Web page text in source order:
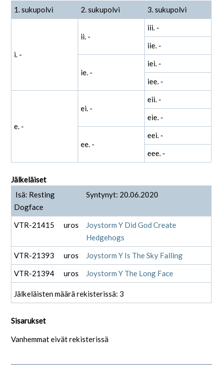
1. sukupolvi
2. sukupolvi 3. sukupolvi
i. -
ii. -
iii. -
iie. -
ie. -
iei. -
iee. -
e. -
ei. -
eii. -
eie. -
ee. -
eei. -
eee. -
Jälkeläiset
Isä: Resting
Dogface
Syntynyt: 20.06.2020
VTR-21415 uros
Joystorm Y Did God Create
Hedgehogs
VTR-21393
uros
Joystorm Y Is The Sky Falling
VTR-21394
uros Joystorm Y The Long Face
Jälkeläisten määrä rekisterissä: 3
Sisarukset
Vanhemmat eivät rekisterissä